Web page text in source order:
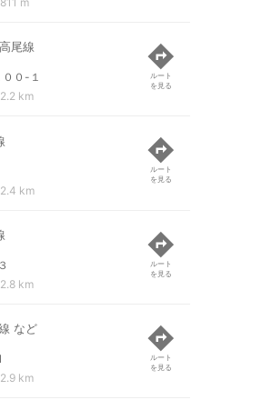
尾線
０-１
km
ルート
を見る
km
ルート
を見る
km
ルート
を見る
など
km
ルート
を見る